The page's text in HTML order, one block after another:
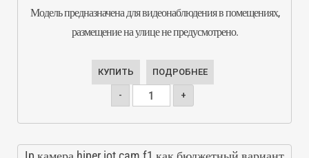
Модель предназначена для видеонаблюдения в помещениях,
размещение на улице не предусмотрено.
КУПИТЬ ПОДРОБНЕЕ
- +